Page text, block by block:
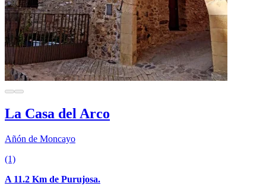
La Casa del Arco
Añón de Moncayo
(1)
A 11.2 Km de Purujosa.